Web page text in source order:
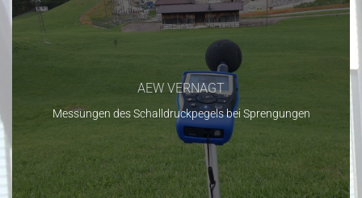
AEW VERNAGT
Messungen des Schalldruckpegels bei Sprengungen